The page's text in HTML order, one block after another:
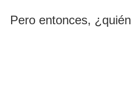
Pero entonces,